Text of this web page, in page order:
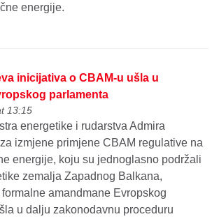
energije.
inicijativa o CBAM-u ušla u
parlamenta
13:15
energetike i rudarstva Admira
izmjene primjene CBAM regulative na
energije, koju su jednoglasno podržali
zemalja Zapadnog Balkana,
amandmane Evropskog
u dalju zakonodavnu proceduru